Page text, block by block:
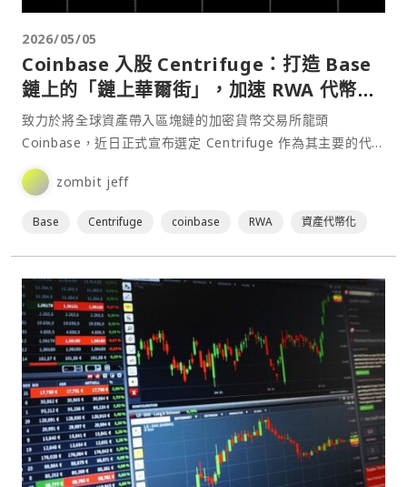
2026/05/05
Coinbase 入股 Centrifuge：打造 Base
鏈上的「鏈上華爾街」，加速 RWA 代幣化
佈局
致力於將全球資產帶入區塊鏈的加密貨幣交易所龍頭
Coinbase，近日正式宣布選定 Centrifuge 作為其主要的代幣
化合作夥伴，並對這家新創公司進行了戰略投資⋯
zombit jeff
Base Centrifuge coinbase RWA 資產代幣化